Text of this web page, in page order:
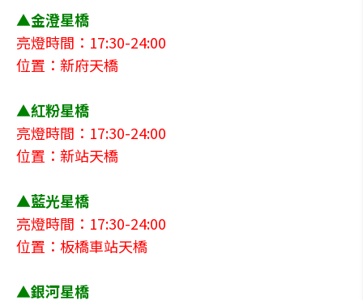
▲金澄星橋
亮燈時間：17:30-24:00
位置：新府天橋
▲紅粉星橋
亮燈時間：17:30-24:00
位置：新站天橋
▲藍光星橋
亮燈時間：17:30-24:00
位置：板橋車站天橋
▲銀河星橋